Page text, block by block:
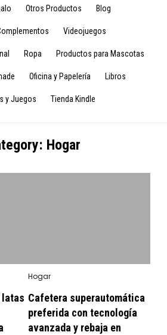
Otros Productos Blog
Videojuegos
Ropa Productos para Mascotas
Oficina y Papelería Libros
y Juegos Tienda Kindle
Hogar
latas
Posted
Hogar
Cafetera superautomática
preferida con tecnología
avanzada y rebaja en